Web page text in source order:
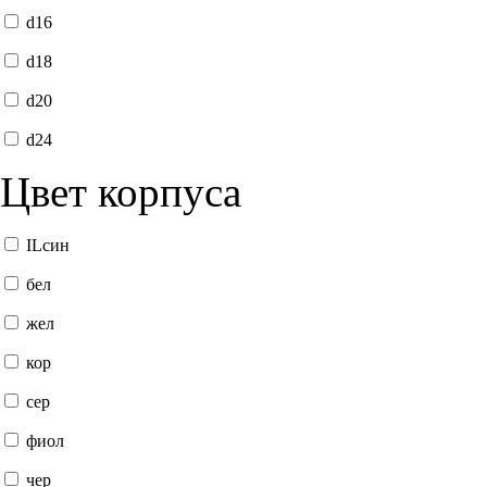
d16
d18
d20
d24
Цвет корпуса
ILсин
бел
жел
кор
сер
фиол
чер